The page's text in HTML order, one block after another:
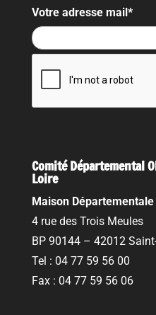
Votre adresse mail*
Comité Départemental
Loire
Maison
4 rue des Trois Meules
BP 90144 – 42012
Tel : 04 77 59 56 00
Fax : 04 77 59 56 06